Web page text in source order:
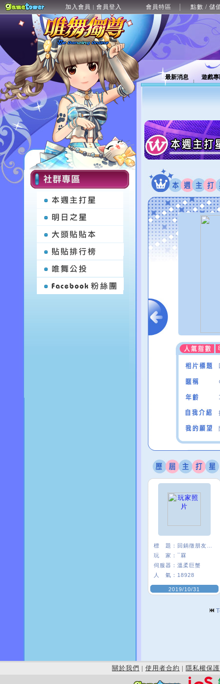
加入會員 | 會員登入 會員特區 點數 / 儲
最新消息 遊戲
標 題：
玩 家： ¯罧
伺服器： 溫柔巨蟹
人 氣： 18928
2019/10/31
關於我們 | 使用者合約 | 隱私權保護